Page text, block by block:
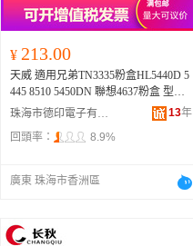
¥ 213.00
天威 適用兄弟TN3335粉盒HL5440D 5
445 8510 5450DN 聯想4637粉盒 型號
TN3335,HL-5440D珠海市德印電子有限公司 13年
回頭率：
8.9%
廣東 珠海市香洲區